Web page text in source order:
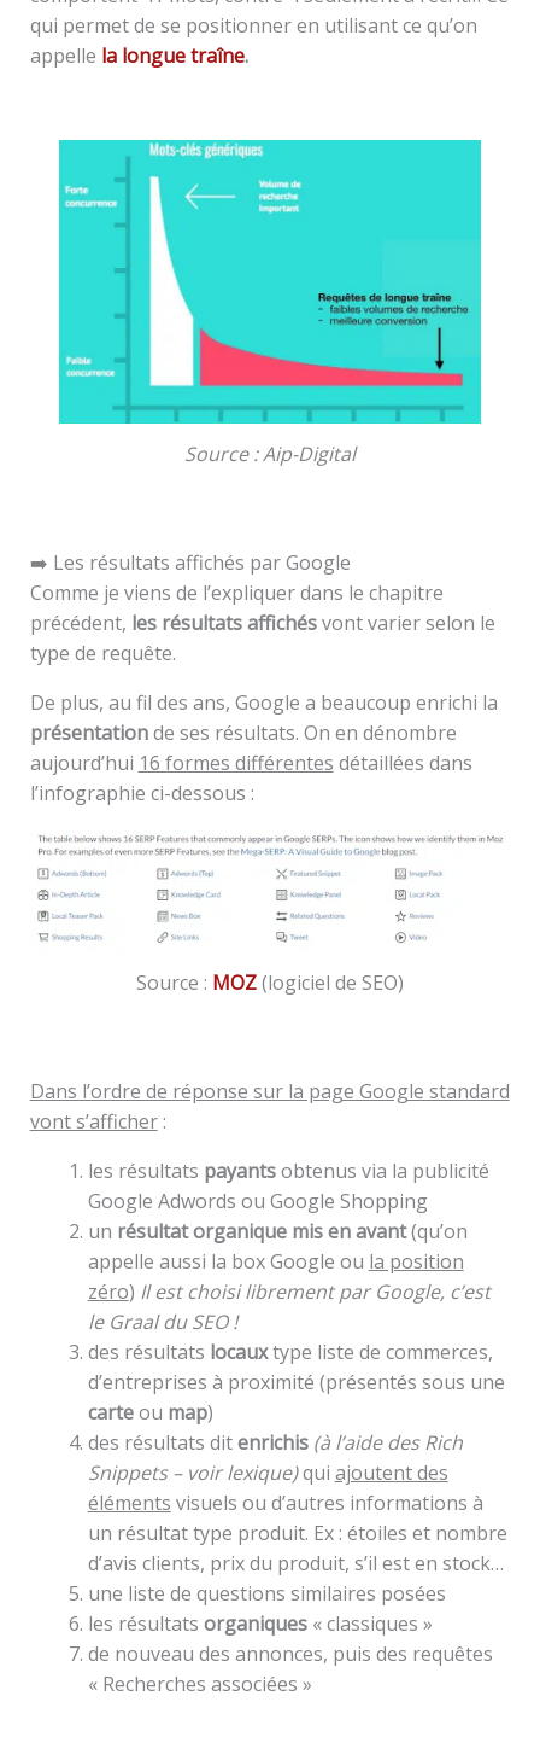
qui permet de se positionner en utilisant ce qu’on
appelle la longue traîne.
Source : Aip-Digital
➡️ Les résultats affichés par Google
Comme je viens de l’expliquer dans le chapitre
précédent, les résultats affichésvont varier selon le
type de requête.
De plus, au fil des ans, Google a beaucoup enrichi la
présentationde ses résultats. On en dénombre
aujourd’hui 16 formes différentes détaillées dans
l’infographie ci-dessous :
Source : MOZ(logiciel de SEO)
Dans l’ordre de réponse sur la page Google standard
vont s’afficher:
les résultats payantsobtenus via la publicité
Google Adwords ou Google Shopping
un résultat organique mis en avant(qu’on
appelle aussi la box Google ou la position
zéro) Il est choisi librement par Google, c’est
le Graal du SEO !
des résultats locauxtype liste de commerces,
d’entreprises à proximité (présentés sous une
carteou map)
des résultats ditenrichis (à l’aide des Rich
Snippets – voir lexique)qui ajoutent des
éléments visuels ou d’autres informations à
un résultat type produit. Ex : étoiles et nombre
d’avis clients, prix du produit, s’il est en stock…
une liste de questions similaires posées
les résultats organiques« classiques »
de nouveau des annonces, puis des requêtes
« Recherches associées »